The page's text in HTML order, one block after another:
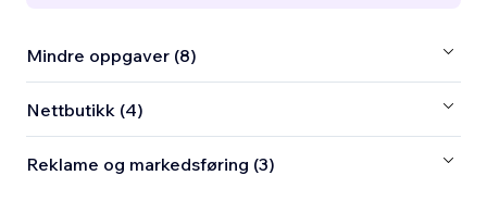
Mindre oppgaver (8)
Nettbutikk (4)
Reklame og markedsføring (3)